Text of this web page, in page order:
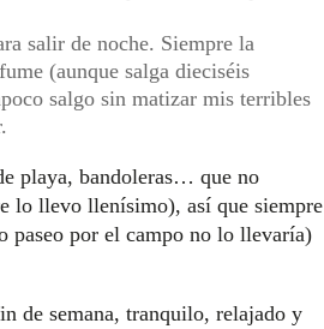
salir de noche. Siempre la
(aunque salga dieciséis
salgo sin matizar mis terribles
playa, bandoleras… que no
lo llevo llenísimo), así que siempre
paseo por el campo no lo llevaría)
de semana, tranquilo, relajado y